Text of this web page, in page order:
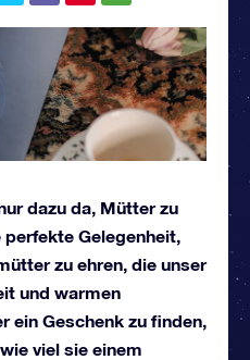
dazu da, Mütter zu
Gelegenheit,
zu ehren, die unser
und warmen
ein Geschenk zu finden,
viel sie einem